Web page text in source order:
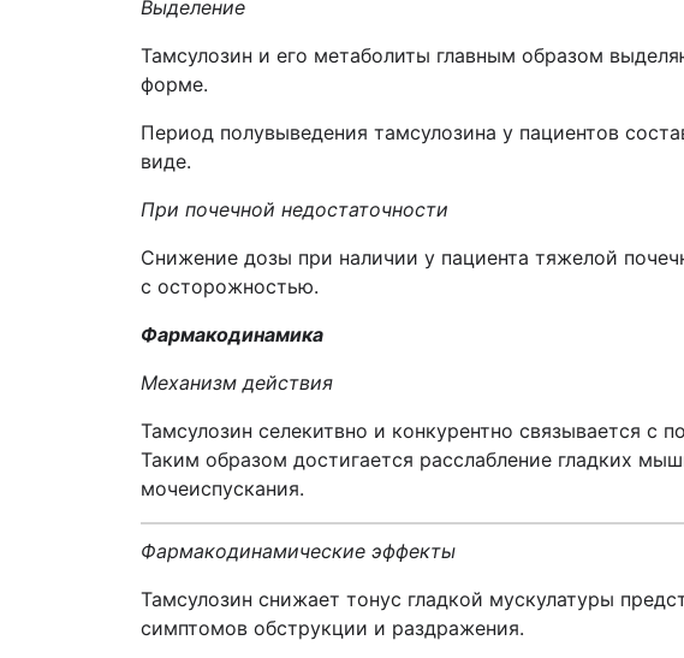
Выделение
Taмсулозин и его метаболиты главным образом
форме.
Период полувыведения тамсулозина у пациентов
виде.
При почечной недостаточности
Снижение дозы при наличии у пациента тяжелой
с осторожностью.
Фармакодинамика
Механизм действия
Тамсулозин селекитвно и конкурентно связывается с
Таким образом достигается расслабление гладких
мочеиспускания.
Фармакодинамические эффекты
Тамсулозин снижает тонус гладкой мускулатуры
симптомов обструкции и раздражения.